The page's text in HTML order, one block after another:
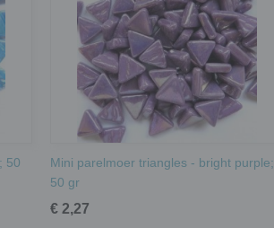
50
Mini parelmoer triangles - bright purple;
50 gr
€ 2,27